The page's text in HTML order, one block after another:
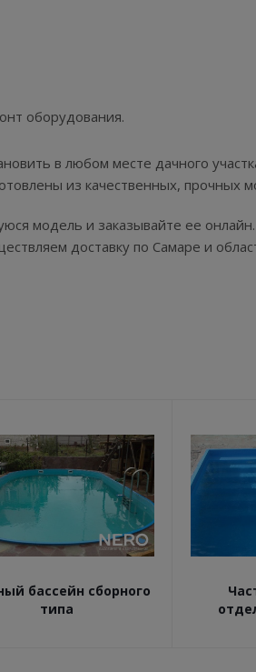
оборудования.
в любом месте дачного
из качественных, прочных
модель и заказывайте ее
доставку по Самаре и
бассейн сборного
типа